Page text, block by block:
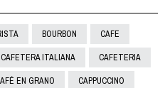
BOURBON CAFE
CAFETERA ITALIANA CAFETERIA
EN GRANO CAPPUCCINO